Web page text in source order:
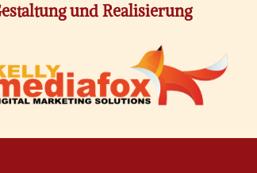
und Realisierung